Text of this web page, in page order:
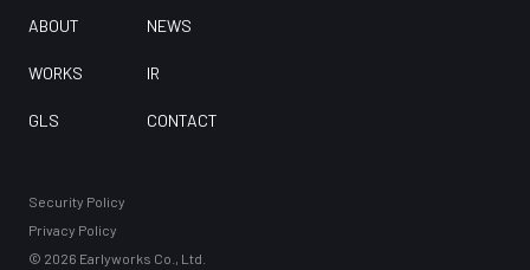
ABOUT
WORKS
GLS
NEWS
IR
CONTACT
Security Policy
Privacy Policy
© 2026 Earlyworks Co., Ltd.